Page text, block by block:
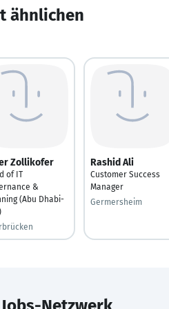
ähnlichen
Zollikofer
of IT
&
(Abu Dhabi-
Rashid Ali
Customer Success
Manager
Germersheim